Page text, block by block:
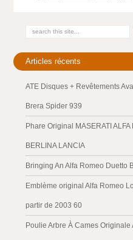
Articles récents
ATE Disques + Revêtements
Brera Spider 939
Phare Original MASERATI ALFA
BERLINA LANCIA
Bringing An Alfa Romeo Duetto
Emblème original Alfa Romeo
partir de 2003 60
Poulie Arbre À Cames